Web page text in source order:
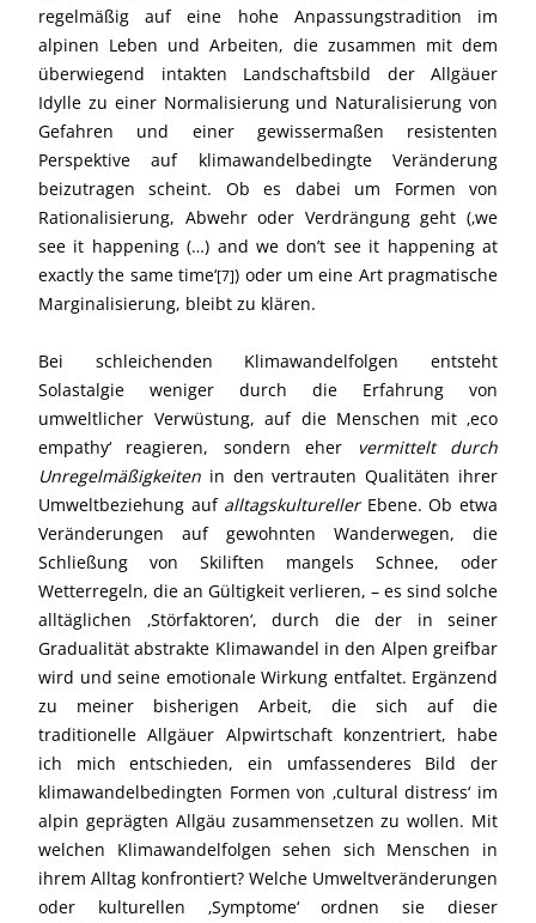
regelmäßig auf eine hohe Anpassungstradition im
alpinen Leben und Arbeiten, die zusammen mit dem
überwiegend intakten Landschaftsbild der Allgäuer
Idylle zu einer Normalisierung und Naturalisierung von
Gefahren und einer gewissermaßen resistenten
Perspektive auf klimawandelbedingte Veränderung
beizutragen scheint. Ob es dabei um Formen von
Rationalisierung, Abwehr oder Verdrängung geht (‚we
see it happening (…) and we don’t see it happening at
exactly the same time‘[7]) oder um eine Art pragmatische
Marginalisierung, bleibt zu klären.
Bei schleichenden Klimawandelfolgen entsteht
Solastalgie weniger durch die Erfahrung von
umweltlicher Verwüstung, auf die Menschen mit ‚eco
empathy‘ reagieren, sondern eher
vermittelt
durch
Unregelmäßigkeiten in den vertrauten Qualitäten ihrer
Umweltbeziehung auf alltagskulturellerEbene. Ob etwa
Veränderungen auf gewohnten Wanderwegen, die
Schließung von Skiliften mangels Schnee, oder
Wetterregeln, die an Gültigkeit verlieren, – es sind solche
alltäglichen ‚Störfaktoren‘, durch die der in seiner
Gradualität abstrakte Klimawandel in den Alpen greifbar
wird und seine emotionale Wirkung entfaltet. Ergänzend
zu meiner bisherigen Arbeit, die sich auf die
traditionelle Allgäuer Alpwirtschaft konzentriert, habe
ich mich entschieden, ein umfassenderes Bild der
klimawandelbedingten Formen von ‚cultural distress‘ im
alpin geprägten Allgäu zusammensetzen zu wollen. Mit
welchen Klimawandelfolgen sehen sich Menschen in
ihrem Alltag konfrontiert? Welche Umweltveränderungen
oder kulturellen ‚Symptome‘ ordnen sie dieser